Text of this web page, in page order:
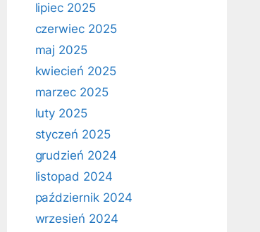
lipiec 2025
czerwiec 2025
maj 2025
kwiecień 2025
marzec 2025
luty 2025
styczeń 2025
grudzień 2024
listopad 2024
październik 2024
wrzesień 2024